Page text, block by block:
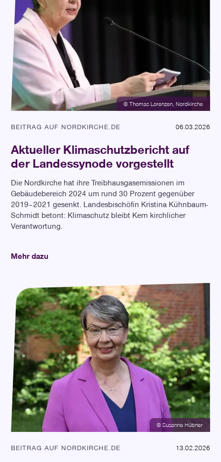
© Thomas Lorenzen, Nordkirche
BEITRAG AUF NORDKIRCHE.DE 06.03.2026
Aktueller Klimaschutzbericht auf
der Landessynode vorgestellt
Die Nordkirche hat ihre Treibhausgasemissionen im
Gebäudebereich 2024 um rund 30 Prozent gegenüber
2019–2021 gesenkt. Landesbischöfin Kristina Kühnbaum-
Schmidt betont: Klimaschutz bleibt Kern kirchlicher
Verantwortung.
Mehr dazu
© Susanne Hübner
BEITRAG AUF NORDKIRCHE.DE 13.02.2026